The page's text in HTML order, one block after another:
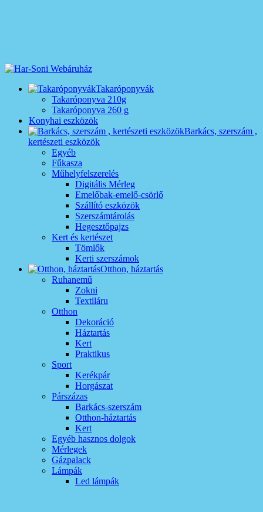
Takaróponyvák
Takaróponyva 210g
Takaróponyva 260 g
Konyhai eszközök
Barkács, szerszám ,
kertészeti eszközök
Egyéb
Fűkasza
Műhelyfelszerelés
Digitális Mérleg
Emelőbak-emelő-csörlő
Szállító eszközök
Szerszámtárolás
Hegesztőpajzs
Kert és kertészet
Tömlők
Kerti szerszámok
Otthon, háztartás
Ruhanemű
Zokni
Textiláru
Otthon
Dekoráció
Háztartás
Kert
Praktikus
Sport
Kerékpár
Horgászat
Párszázas
Barkács-szerszám
Otthon-háztartás
Kert
Egyéb hasznos dolgok
Mérlegek
Gázpalack
Lámpák
Led lámpák